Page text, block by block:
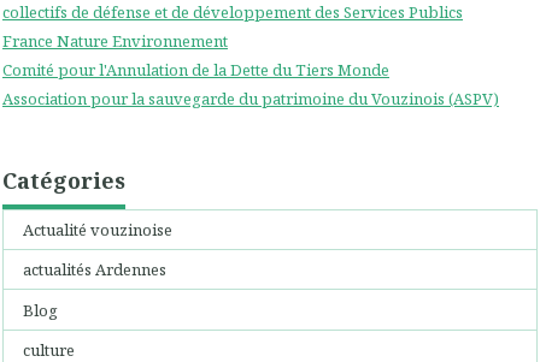
collectifs de défense et de développement des Services Publics
France Nature Environnement
Comité pour l'Annulation de la Dette du Tiers Monde
Association pour la sauvegarde du patrimoine du Vouzinois (ASPV)
Catégories
Actualité vouzinoise
actualités Ardennes
Blog
culture